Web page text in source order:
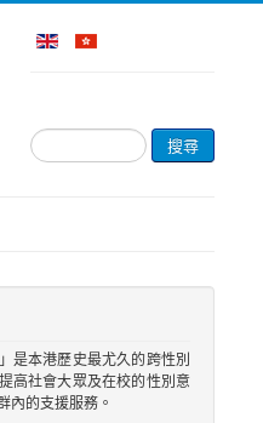
搜
尋...
搜尋
是本港歷史最尤久的跨性別
高社會大眾及在校的性別意
內的支援服務。